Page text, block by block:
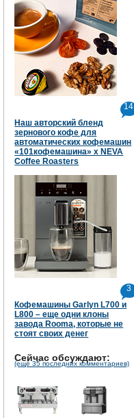
14
Наш авторский бленд
зернового кофе для
автоматических кофемашин
«101кофемашина» х NEVA
Coffee Roasters
3
Кофемашины Garlyn L700 и
L800 – еще одни клоны
завода Rooma, которые не
стоят своих денег
Сейчас обсуждают:
(ещё 35 последних комментариев)